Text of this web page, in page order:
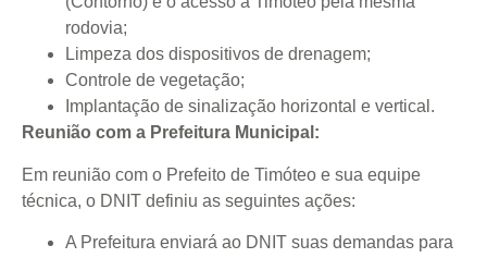
rodovia;
Limpeza dos dispositivos de drenagem;
Controle de vegetação;
Implantação de sinalização horizontal e vertical.
Reunião com a Prefeitura Municipal:
Em reunião com o Prefeito de Timóteo e sua equipe
técnica, o DNIT definiu as seguintes ações:
A Prefeitura enviará ao DNIT suas demandas para